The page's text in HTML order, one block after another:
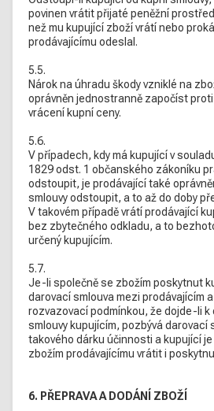
povinen vrátit přijaté peněžní
než mu kupující zboží vrátí nebo
prodávajícímu odeslal.
5.5.
Nárok na úhradu škody vzniklé na
oprávněn jednostranně započíst
vrácení kupní ceny.
5.6.
V případech, kdy má kupující v
1829 odst. 1 občanského zákoníku
odstoupit, je prodávající také
smlouvy odstoupit, a to až do doby
V takovém případě vrátí prodávající
bez zbytečného odkladu, a to
určený kupujícím.
5.7.
Je-li společně se zbožím poskytnut
darovací smlouva mezi prodávajícím
rozvazovací podmínkou, že dojde-li
smlouvy kupujícím, pozbývá darovací
takového dárku účinnosti a kupující
zbožím prodávajícímu vrátit i
6. PŘEPRAVA A DODÁNÍ ZBOŽÍ